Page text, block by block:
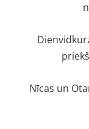
Nīcas un